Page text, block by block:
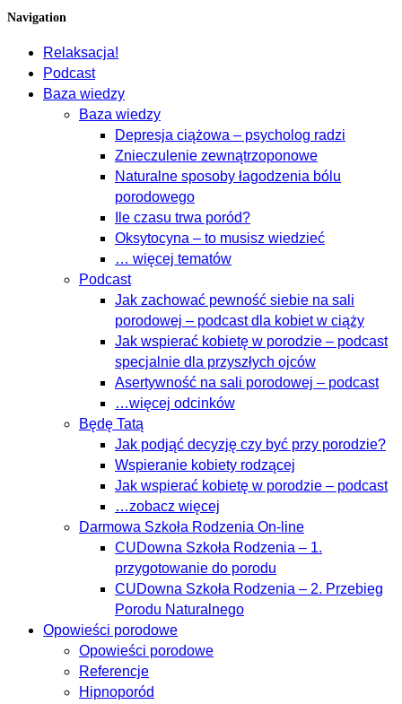
Navigation
Relaksacja!
Podcast
Baza wiedzy
Baza wiedzy
Depresja ciążowa – psycholog radzi
Znieczulenie zewnątrzoponowe
Naturalne sposoby łagodzenia bólu
porodowego
Ile czasu trwa poród?
Oksytocyna – to musisz wiedzieć
… więcej tematów
Podcast
Jak zachować pewność siebie na sali
porodowej – podcast dla kobiet w ciąży
Jak wspierać kobietę w porodzie – podcast
specjalnie dla przyszłych ojców
Asertywność na sali porodowej – podcast
…więcej odcinków
Będę Tatą
Jak podjąć decyzję czy być przy porodzie?
Wspieranie kobiety rodzącej
Jak wspierać kobietę w porodzie – podcast
…zobacz więcej
Darmowa Szkoła Rodzenia On-line
CUDowna Szkoła Rodzenia – 1.
przygotowanie do porodu
CUDowna Szkoła Rodzenia – 2. Przebieg
Porodu Naturalnego
Opowieści porodowe
Opowieści porodowe
Referencje
Hipnoporód